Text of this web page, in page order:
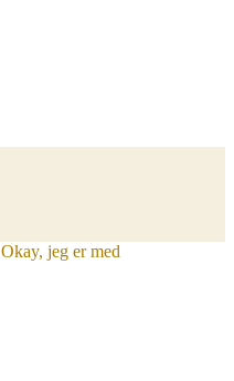
Okay, jeg er med